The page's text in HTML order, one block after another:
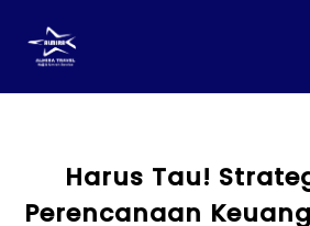
Harus Tau!
Perencanaan